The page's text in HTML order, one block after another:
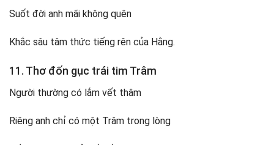
Suốt đời anh mãi không quên
Khắc sâu tâm thức tiếng rên của Hằng.
11. Thơ đốn gục trái tim Trâm
Người thường có lắm vết thâm
Riêng anh chỉ có một Trâm trong lòng